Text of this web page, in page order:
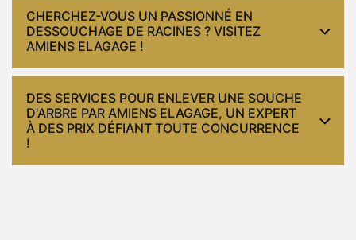
CHERCHEZ-VOUS UN PASSIONNÉ EN
DESSOUCHAGE DE RACINES ? VISITEZ
AMIENS ELAGAGE !
DES SERVICES POUR ENLEVER UNE SOUCHE
D'ARBRE PAR AMIENS ELAGAGE, UN EXPERT
À DES PRIX DÉFIANT TOUTE CONCURRENCE
!